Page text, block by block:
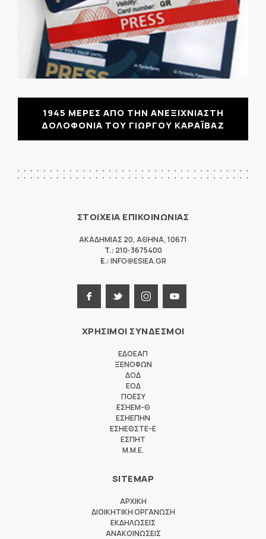
1945 ΜΕΡΕΣ ΑΠΟ ΤΗΝ ΑΝΕΞΙΧΝΙΑΣΤΗ
ΔΟΛΟΦΟΝΙΑ ΤΟΥ ΓΙΩΡΓΟΥ ΚΑΡΑΪΒΑΖ
ΣΤΟΙΧΕΙΑ ΕΠΙΚΟΙΝΩΝΙΑΣ
ΑΚΑΔΗΜΙΑΣ 20, ΑΘΗΝΑ, 10671
T.: 210-3675400
E.:INFO@ESIEA.GR
ΧΡΗΣΙΜΟΙ ΣΥΝΔΕΣΜΟΙ
ΕΔΟΕΑΠ
ΞΕΝΟΦΩΝ
ΔΟΔ
ΕΟΔ
ΠΟΕΣΥ
ΕΣΗΕΜ-Θ
ΕΣΗΕΠΗΝ
ΕΣΗΕΘΣΤΕ-Ε
ΕΣΠΗΤ
M.M.E.
SITEMAP
ΑΡΧΙΚΗ
ΔΙΟΙΚΗΤΙΚΗ ΟΡΓΑΝΩΣΗ
ΕΚΔΗΛΩΣΕΙΣ
ΑΝΑΚΟΙΝΩΣΕΙΣ